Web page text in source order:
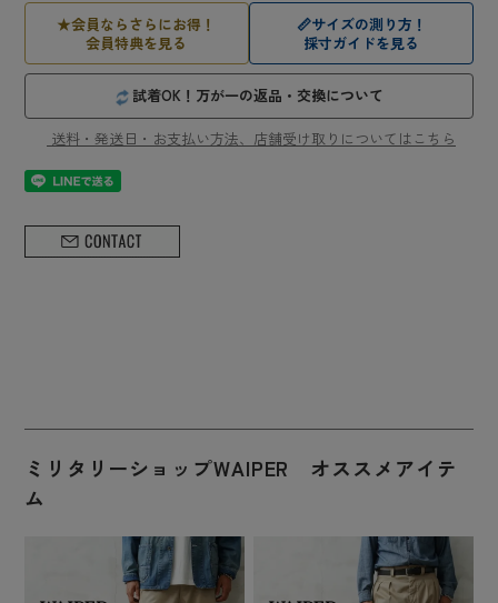
★会員ならさらにお得！
会員特典を見る
📏サイズの測り方！
採寸ガイドを見る
試着OK！万が一の返品・交換について
送料・発送日・お支払い方法、店舗受け取りについてはこちら
ミリタリーショップWAIPER オススメアイテ
ム